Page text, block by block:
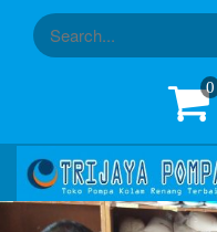
0